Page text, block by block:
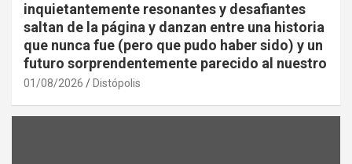
inquietantemente resonantes y desafiantes
saltan de la página y danzan entre una historia
que nunca fue (pero que pudo haber sido) y un
futuro sorprendentemente parecido al nuestro
01/08/2026 Distópolis